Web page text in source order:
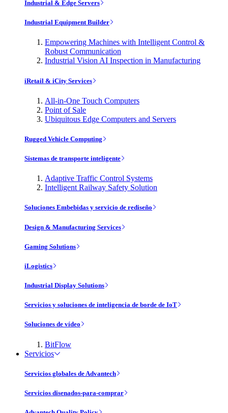
Industrial & Edge Servers
Industrial Equipment Builder
Empowering Machines with Intelligent Control &
Robust Communication
Industrial Vision AI Inspection in Manufacturing
iRetail & iCity Services
All-in-One Touch Computers
Point of Sale
Ubiquitous Edge Computers and Servers
Rugged Vehicle Computing
Sistemas de transporte inteligente
Adaptive Traffic Control Systems
Intelligent Railway Safety Solution
Soluciones Embebidas y servicio de rediseño
Design & Manufacturing Services
Gaming Solutions
iLogistics
Industrial Display Solutions
Servicios y soluciones de inteligencia de borde de IoT
Soluciones de vídeo
BitFlow
Servicios
Servicios globales de Advantech
Servicios disenados-para-comprar